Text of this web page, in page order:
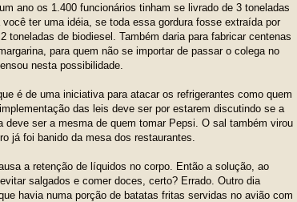
ano os 1.400 funcionários tinham se livrado de 3 toneladas
ter uma idéia, se toda essa gordura fosse extraída por
toneladas de biodiesel. Também daria para fabricar centenas
para quem não se importar de passar o colega no
nesta possibilidade.
é de uma iniciativa para atacar os refrigerantes como quem
das leis deve ser por estarem discutindo se a
deve ser a mesma de quem tomar Pepsi. O sal também virou
já foi banido da mesa dos restaurantes.
a retenção de líquidos no corpo. Então a solução, ao
salgados e comer doces, certo? Errado. Outro dia
havia numa porção de batatas fritas servidas no avião com